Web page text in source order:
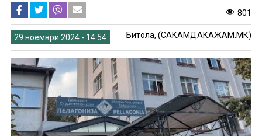
801
29 ноември 2024 - 14:54 Битола, (САКАМДАКАЖАМ.МК)